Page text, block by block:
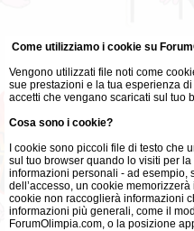
Come utilizziamo i cookie su
Vengono utilizzati file noti come
sue prestazioni e la tua esperienza
accetti che vengano scaricati sul tuo
Cosa sono i cookie?
I cookie sono piccoli file di testo che
sul tuo browser quando lo visiti per
informazioni personali - ad esempio,
dell’accesso, un cookie
cookie non raccoglierà informazioni
informazioni più generali, come il
ForumOlimpia.com, o la posizione